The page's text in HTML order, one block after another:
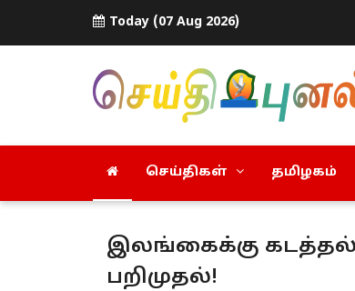
Today (07 Aug 2026)
செய்திகள் தமிழகம்
இலங்கைக்கு
பறிமுதல்!